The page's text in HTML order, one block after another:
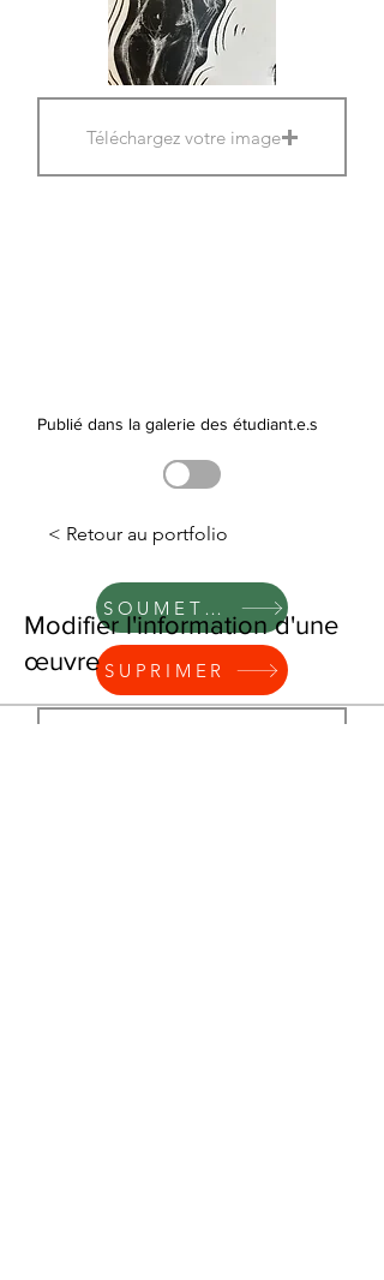
Téléchargez votre image
Publié dans la galerie des étudiant.e.s
SOUMETTRE
SUPRIMER
< Retour au portfolio
Modifier l'information d'une
œuvre